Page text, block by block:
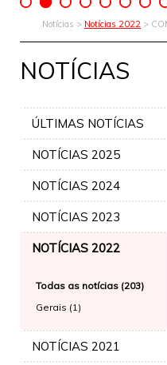
Notícias > Notícias 2022 >
NOTÍCIAS
ÚLTIMAS NOTÍCIAS
NOTÍCIAS 2025
NOTÍCIAS 2024
NOTÍCIAS 2023
NOTÍCIAS 2022
Todas as notícias (203)
Gerais (1)
NOTÍCIAS 2021